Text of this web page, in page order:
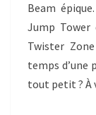
Beam
Jump
Twister
temps d’une
tout petit ? À